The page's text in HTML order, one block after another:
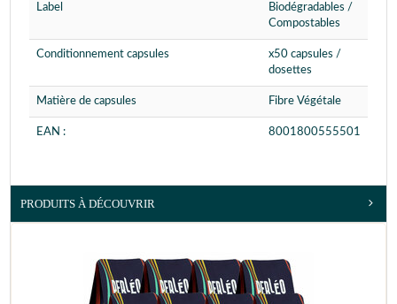
Label
Biodégradables /
Compostables
Conditionnement capsules
x50 capsules /
dosettes
Matière de capsules Fibre Végétale
EAN : 8001800555501
PRODUITS À DÉCOUVRIR